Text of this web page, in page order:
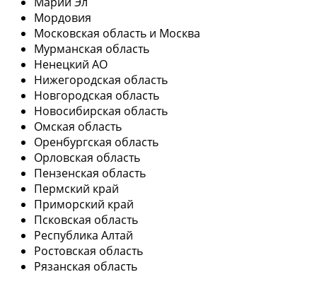
Мордовия
Московская область и Москва
Мурманская область
Ненецкий АО
Нижегородская область
Новгородская область
Новосибирская область
Омская область
Оренбургская область
Орловская область
Пензенская область
Пермский край
Приморский край
Псковская область
Республика Алтай
Ростовская область
Рязанская область